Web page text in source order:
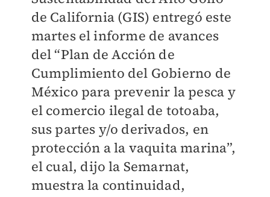
de California (GIS) entregó este
martes el informe de avances
del “Plan de Acción de
Cumplimiento del Gobierno de
México para prevenir la pesca y
el comercio ilegal de totoaba,
sus partes y/o derivados, en
protección a la vaquita marina”,
el cual, dijo la Semarnat,
muestra la continuidad,